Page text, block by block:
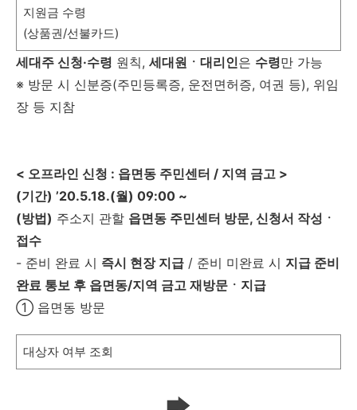
지원금 수령
(상품권/선불카드)
세대주 신청·수령 원칙, 세대원ㆍ대리인은 수령만 가능
※ 방문 시 신분증(주민등록증, 운전면허증, 여권 등), 위임
장 등 지참
< 오프라인 신청 : 읍면동 주민센터 / 지역 금고 >
(기간) ’20.5.18.(월) 09:00 ~
(방법) 주소지 관할 읍면동 주민센터 방문, 신청서 작성ㆍ
접수
- 준비 완료 시 즉시 현장 지급 / 준비 미완료 시 지급 준비
완료 통보 후 읍면동/지역 금고 재방문ㆍ지급
① 읍면동 방문
대상자 여부 조회